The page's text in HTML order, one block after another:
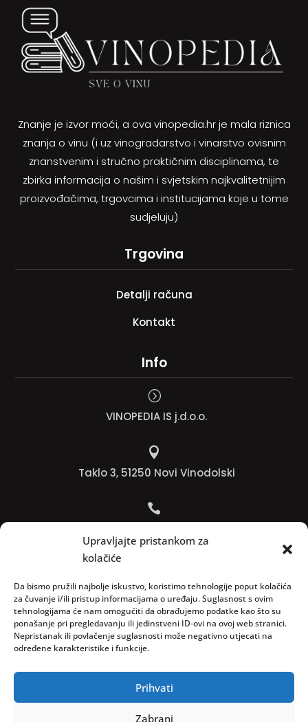
Upravljajte pristankom za
kolačiće
Da bismo pružili najbolje iskustvo, koristimo tehnologije poput kolačića
za čuvanje i/ili pristup informacijama o uređaju. Suglasnost s ovim
tehnologijama će nam omogućiti da obrađujemo podatke kao što su
ponašanje pri pregledavanju ili jedinstveni ID-ovi na ovoj web stranici.
Nepristanak ili povlačenje suglasnosti može negativno utjecati na
određene karakteristike i funkcije.
Prihvati
Zabrani
Znanje je izvor moći, a ova vinopedia.hr je mala riznica
znanja o vinu (i uz vinogradarstvo i vinarstvo ovisnim
znanstvenim i stručno praktičnim disciplinama, te
zbirka informacija o našim i svjetskim najkvalitetnijim
proizvođačima, trgovcima i institucijama koje u tome
sudjeluju)
Trgovina
Detalji računa
Kontakt
Info
=
VINOPEDIA IS j.d.o.o.

Taklo 3, 51250 Novi Vinodolski

Jadranko +385 91 501 4218

info@vinopedia.hr
© 2023, Vinopedia, sva prava sadržana / Web by